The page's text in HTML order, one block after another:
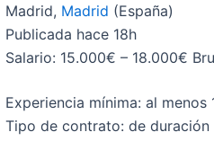
Madrid, Madrid (España)
Publicada hace 18h
Salario: 15.000€ – 18.000€
Experiencia mínima: al menos
Tipo de contrato: de